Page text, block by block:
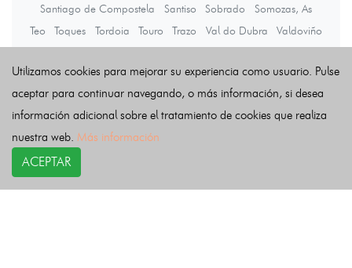
Santiago de Compostela
Santiso Sobrado
Somozas, As
Teo
Toques Tordoia Touro Trazo Val do Dubra
Valdoviño
Últimas noticias
Utilizamos cookies para mejorar su experiencia como usuario. Pulse
aceptar para continuar navegando, o más información, si desea
información adicional sobre el tratamiento de cookies que realiza
nuestra web. Más información
ACEPTAR